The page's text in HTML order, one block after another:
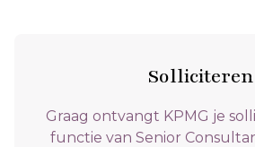
Solliciteren
Graag ontvangt KPMG je
functie van Senior